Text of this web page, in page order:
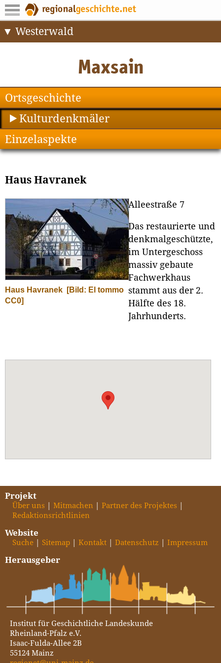
Westerwald
Ortsgeschichte
Kulturdenkmäler
Einzelaspekte
Haus Havranek
Haus Havranek
[Bild: El tommo
CC0]
Alleestraße 7
Das restaurierte und
denkmalgeschützte,
im Untergeschoss
massiv gebaute
Fachwerkhaus
stammt aus der 2.
Hälfte des 18.
Jahrhunderts.
Projekt
Über uns Mitmachen
Partner des Projektes
Redaktionsrichtlinien
Website
Suche Sitemap Kontakt Datenschutz Impressum
Herausgeber
Institut für Geschichtliche Landeskunde
Rheinland-Pfalz e.V.
Isaac-Fulda-Allee 2B
55124 Mainz